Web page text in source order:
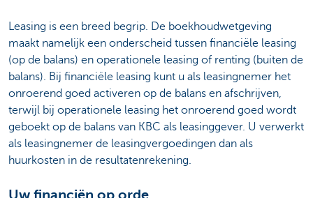
Leasing is een breed begrip. De boekhoudwetgeving
maakt namelijk een onderscheid tussen financiële leasing
(op de balans) en operationele leasing of renting (buiten de
balans). Bij financiële leasing kunt u als leasingnemer het
onroerend goed activeren op de balans en afschrijven,
terwijl bij operationele leasing het onroerend goed wordt
geboekt op de balans van KBC als leasinggever. U verwerkt
als leasingnemer de leasingvergoedingen dan als
huurkosten in de resultatenrekening.
Uw financiën op orde